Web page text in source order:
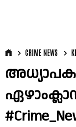
CRIME NEWS